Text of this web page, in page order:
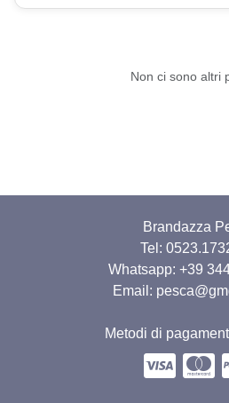
Non ci sono altri
Brandazza
Tel:
Whatsapp: +39
Email:
Metodi di